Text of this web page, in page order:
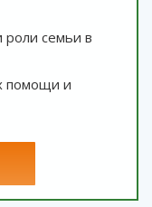
роли семьи в
помощи и